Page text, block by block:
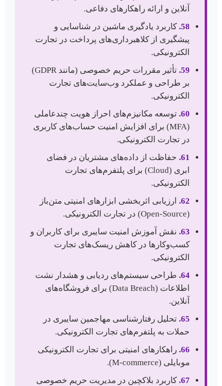
آنلاین و ارائه راهکارهای دفاعی.
58. کاربرد یادگیری ماشین در شناسایی و
پیشگیری از کلاهبرداری‌های پرداخت در تجارت
الکترونیکی.
59.
تأثیر مقررات حریم خصوصی (مانند GDPR)
بر طراحی و عملکرد وب‌سایت‌های تجارت
الکترونیکی.
60. توسعه مکانیزم‌های احراز هویت چندعاملی
(MFA) برای افزایش امنیت حساب‌های کاربری
در تجارت الکترونیکی.
61. حفاظت از داده‌های مشتریان در فضای
ابری (Cloud) برای پلتفرم‌های تجارت
الکترونیکی.
62.
ارزیابی اثربخشی ابزارهای امنیتی متن‌باز
(Open-Source) در تجارت الکترونیکی.
63. نقش آموزش امنیت سایبری برای کاربران و
کسب‌وکارها در کاهش ریسک‌های تجارت
الکترونیکی.
64. طراحی سیستم‌های ردیابی و هشدار نشت
اطلاعات (Data Breach) برای فروشگاه‌های
آنلاین.
65. تحلیل رفتارشناسی مهاجمین سایبری در
حملات به پلتفرم‌های تجارت الکترونیکی.
66. راهکارهای امنیتی برای تجارت الکترونیکی
موبایلی (M-commerce).
67. کاربرد بلاکچین در مدیریت حریم خصوصی